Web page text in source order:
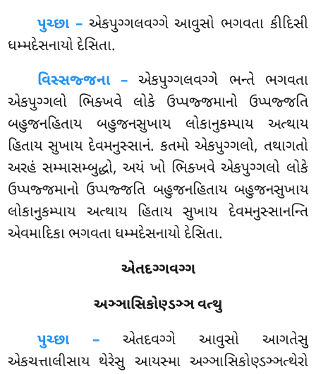
પુચ્છા –એકપુગ્ગલવગ્ગેઆવુસો ભગવતા કીદિસી
ધમ્મદેસનાયો દેસિતા.
વિસ્સજ્જના – એકપુગ્ગલવગ્ગે ભન્તે ભગવતા
એકપુગ્ગલો ભિક્ખવે લોકે ઉપ્પજ્જમાનો ઉપ્પજ્જતિ
બહુજનહિતાય બહુજનસુખાય લોકાનુકમ્પાય અત્થાય
હિતાય સુખાય દેવમનુસ્સાનં. કતમો એકપુગ્ગલો, તથાગતો
અરહં સમ્માસમ્બુદ્ધો, અયં ખો ભિક્ખવે એકપુગ્ગલો લોકે
ઉપ્પજ્જમાનો ઉપ્પજ્જતિ બહુજનહિતાય બહુજનસુખાય
લોકાનુકમ્પાય અત્થાય હિતાય સુખાય દેવમનુસ્સાનન્તિ
એવમાદિકા ભગવતા ધમ્મદેસનાયો દેસિતા.
એતદગ્ગવગ્ગ
અઞ્ઞાસિકોણ્ડઞ્ઞ વત્થુ
પુચ્છા –એતદવગ્ગે આવુસો આગતેસુ
એકચત્તાલીસાય થેરેસુ આયસ્મા અઞ્ઞાસિકોણ્ડઞ્ઞત્થેરો